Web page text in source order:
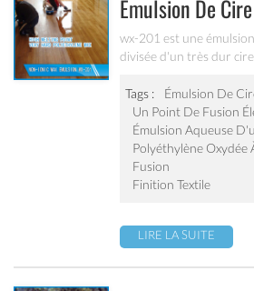
Émulsion De
201
wx-201 est une
divisée d'un très dur
sur compte de la
dureté, de ténacité et
polyéthylène sur laquelle
Tags :
Émulsion De
Un Point De Fusion
Émulsion Aqueuse
Polyéthylène Oxydée
Fusion
Finition Textile
LIRE LA SUITE